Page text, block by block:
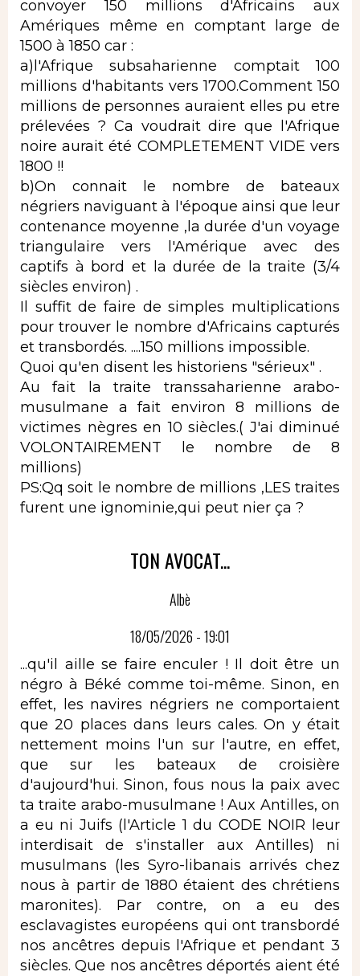
convoyer 150 millions d'Africains aux
Amériques même en comptant large de
1500 à 1850 car :
a)l'Afrique subsaharienne comptait 100
millions d'habitants vers 1700.Comment 150
millions de personnes auraient elles pu etre
prélevées ? Ca voudrait dire que l'Afrique
noire aurait été COMPLETEMENT VIDE vers
1800 !!
b)On connait le nombre de bateaux
négriers naviguant à l'époque ainsi que leur
contenance moyenne ,la durée d'un voyage
triangulaire vers l'Amérique avec des
captifs à bord et la durée de la traite (3/4
siècles environ) .
Il suffit de faire de simples multiplications
pour trouver le nombre d'Africains capturés
et transbordés. ....150 millions impossible.
Quoi qu'en disent les historiens "sérieux" .
Au fait la traite transsaharienne arabo-
musulmane a fait environ 8 millions de
victimes nègres en 10 siècles.( J'ai diminué
VOLONTAIREMENT le nombre de 8
millions)
PS:Qq soit le nombre de millions ,LES traites
furent une ignominie,qui peut nier ça ?
TON AVOCAT...
Albè
18/05/2026 - 19:01
...qu'il aille se faire enculer ! Il doit être un
négro à Béké comme toi-même. Sinon, en
effet, les navires négriers ne comportaient
que 20 places dans leurs cales. On y était
nettement moins l'un sur l'autre, en effet,
que sur les bateaux de croisière
d'aujourd'hui. Sinon, fous nous la paix avec
ta traite arabo-musulmane ! Aux Antilles, on
a eu ni Juifs (l'Article 1 du CODE NOIR leur
interdisait de s'installer aux Antilles) ni
musulmans (les Syro-libanais arrivés chez
nous à partir de 1880 étaient des chrétiens
maronites). Par contre, on a eu des
esclavagistes européens qui ont transbordé
nos ancêtres depuis l'Afrique et pendant 3
siècles. Que nos ancêtres déportés aient été